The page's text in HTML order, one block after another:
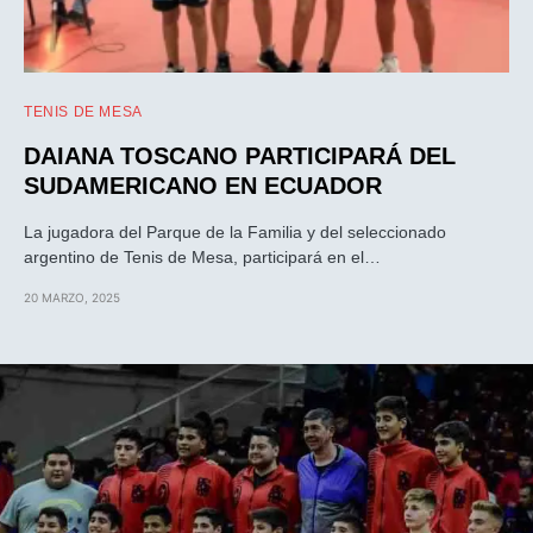
TENIS DE MESA
DAIANA TOSCANO PARTICIPARÁ DEL
SUDAMERICANO EN ECUADOR
La jugadora del Parque de la Familia y del seleccionado
argentino de Tenis de Mesa, participará en el…
20 MARZO, 2025